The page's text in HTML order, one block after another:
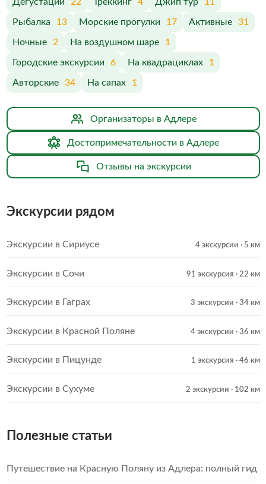
Рыбалка 13 Морские прогулки 17 Активные 31
Ночные 2 На воздушном шаре 1
Городские экскурсии 6 На квадрациклах 1
Авторские 34 На сапах 1
Организаторы в Адлере
Достопримечательности в Адлере
Отзывы на экскурсии
Экскурсии рядом
Экскурсии в Сириусе 4 экскурсии · 5 км
Экскурсии в Сочи 91 экскурсия · 22 км
Экскурсии в Гаграх 3 экскурсии · 34 км
Экскурсии в Красной Поляне 4 экскурсии · 36 км
Экскурсии в Пицунде 1 экскурсия · 46 км
Экскурсии в Сухуме 2 экскурсии · 102 км
Полезные статьи
Путешествие на Красную Поляну из Адлера: полный гид